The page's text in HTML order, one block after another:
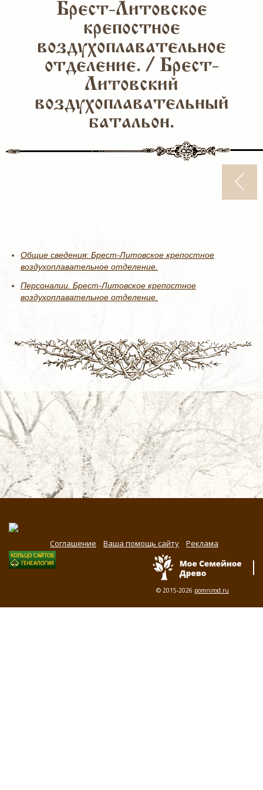
Брест-Литовское
крепостное
воздухоплавательное
отделение. / Брест-
Литовский
воздухоплавательный
батальон.
Общие сведения: Брест-Литовское крепостное
воздухоплавательное отделение.
Персоналии. Брест-Литовское крепостное
воздухоплавательное отделение.
Соглашение Ваша помощь сайту Реклама
© 2015-2026 pomnirod.ru